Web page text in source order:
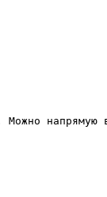
напрямую